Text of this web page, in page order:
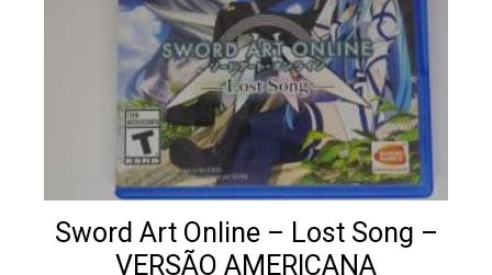
Sword Art Online – Lost Song –
VERSÃO AMERICANA